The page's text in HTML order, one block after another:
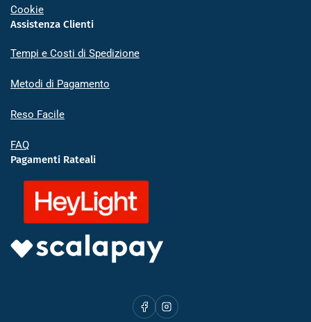
Cookie
Assistenza Clienti
Tempi e Costi di Spedizione
Metodi di Pagamento
Reso Facile
FAQ
Pagamenti Rateali
FacebookInstagram